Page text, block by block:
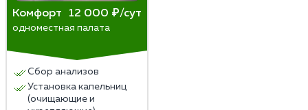
Комфорт 12 000 ₽/сут
одноместная палата
Сбор анализов
Установка капельниц
(очищающие и